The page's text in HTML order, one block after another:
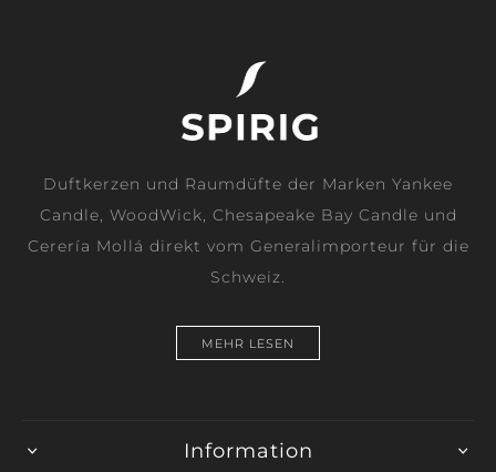
Duftkerzen und Raumdüfte der Marken Yankee
Candle, WoodWick, Chesapeake Bay Candle und
Cerería Mollá direkt vom Generalimporteur für die
Schweiz.
MEHR LESEN
Information